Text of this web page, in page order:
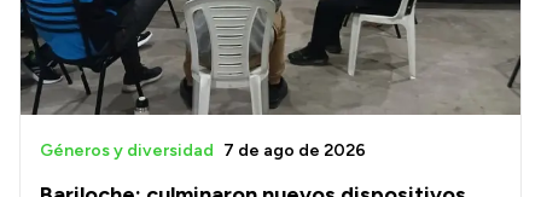
Géneros y diversidad 7 de ago de 2026